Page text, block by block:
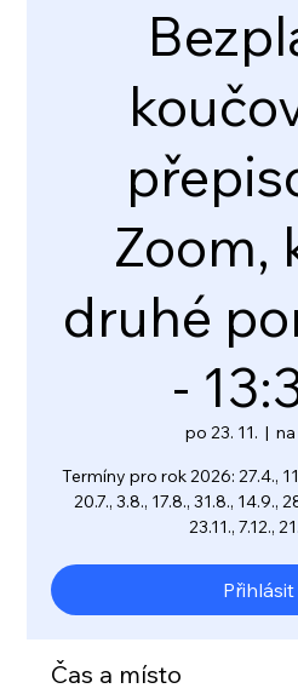
Zoom,
druhé
-
po 23. 11.
  |
Termíny pro rok 2026: 27.4.,
20.7., 3.8., 17.8., 31.8., 14.9.,
23.11., 7.12.,
Přihlásit
Čas a místo